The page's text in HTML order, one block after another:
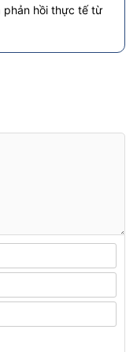
phản hồi thực tế từ